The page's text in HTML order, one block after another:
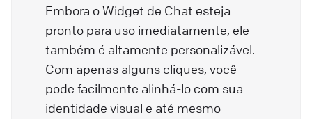
Embora o Widget de Chat esteja
pronto para uso imediatamente, ele
também é altamente personalizável.
Com apenas alguns cliques, você
pode facilmente alinhá-lo com sua
identidade visual e até mesmo